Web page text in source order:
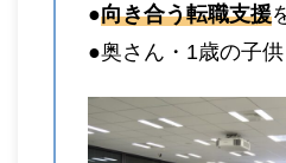
●向き合う転職支援
●奥さん・1歳の子